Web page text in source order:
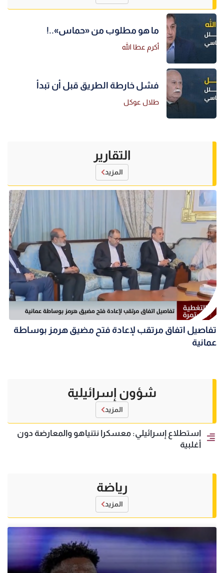
ما هو مطلوب من «حماس»..!
أكرم عطا الله
فشل خارطة الطريق قبل أن تبدأ
طلال عوكل
التقارير
المزيد
تفاصيل اتفاق مرتقب لإعادة فتح مضيق هرمز بوساطة
عمانية
شؤون إسرائيلية
المزيد
استطلاع إسرائيلي: معسكرا نتنياهو والمعارضة دون
أغلبية
رياضة
المزيد